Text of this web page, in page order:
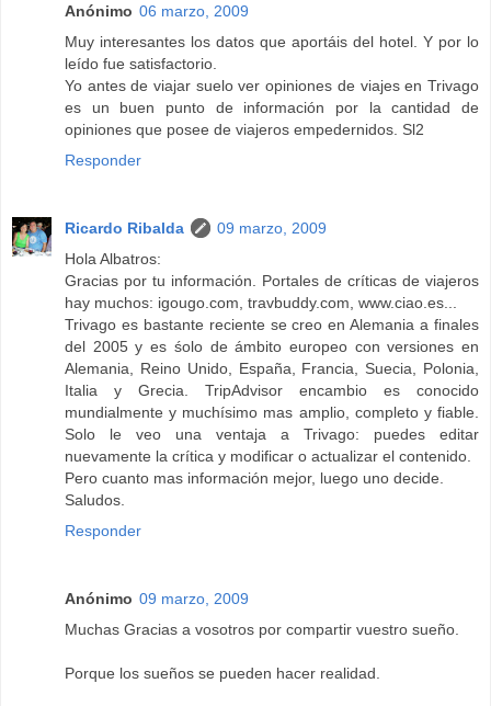
Anónimo 06 marzo, 2009
Muy interesantes los datos que aportáis del hotel. Y por lo
leído fue satisfactorio.
Yo antes de viajar suelo ver opiniones de viajes en Trivago
es un buen punto de información por la cantidad de
opiniones que posee de viajeros empedernidos. Sl2
Responder
Ricardo Ribalda
09 marzo, 2009
Hola Albatros:
Gracias por tu información. Portales de críticas de viajeros
hay muchos: igougo.com, travbuddy.com, www.ciao.es...
Trivago es bastante reciente se creo en Alemania a finales
del 2005 y es śolo de ámbito europeo con versiones en
Alemania, Reino Unido, España, Francia, Suecia, Polonia,
Italia y Grecia. TripAdvisor encambio es conocido
mundialmente y muchísimo mas amplio, completo y fiable.
Solo le veo una ventaja a Trivago: puedes editar
nuevamente la crítica y modificar o actualizar el contenido.
Pero cuanto mas información mejor, luego uno decide.
Saludos.
Responder
Anónimo 09 marzo, 2009
Muchas Gracias a vosotros por compartir vuestro sueño.
Porque los sueños se pueden hacer realidad.